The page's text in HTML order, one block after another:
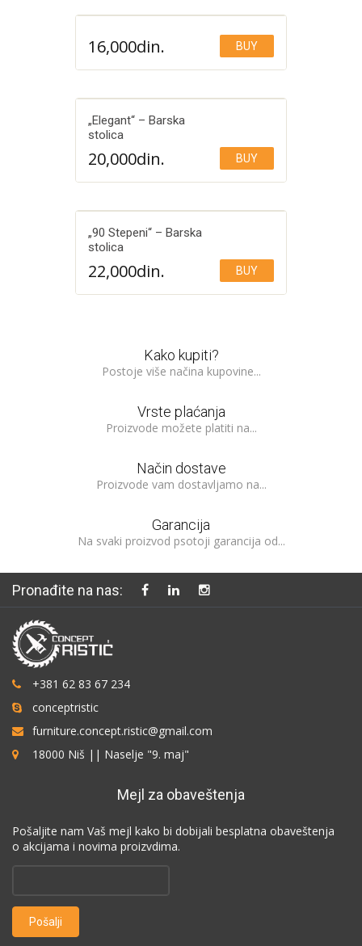
16,000din. BUY
„Elegant“ – Barska
stolica
20,000din. BUY
„90 Stepeni“ – Barska
stolica
22,000din. BUY
Kako kupiti?
Postoje više načina kupovine...
Vrste plaćanja
Proizvode možete platiti na...
Način dostave
Proizvode vam dostavljamo na...
Garancija
Na svaki proizvod psotoji garancija od...
Pronađite na nas:
+381 62 83 67 234
conceptristic
furniture.concept.ristic@gmail.com
18000 Niš || Naselje "9. maj"
Mejl za obaveštenja
Pošaljite nam Vaš mejl kako bi dobijali besplatna obaveštenja
o akcijama i novima proizvdima.